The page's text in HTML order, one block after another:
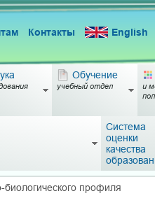
Контакты English
Обучение
учебный отдел
и
Система
оценки
качества
профиля